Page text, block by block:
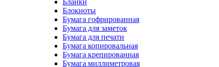
Бланки
Блокноты
Бумага гофрированная
Бумага для заметок
Бумага для печати
Бумага копировальная
Бумага крепированная
Бумага миллиметровая